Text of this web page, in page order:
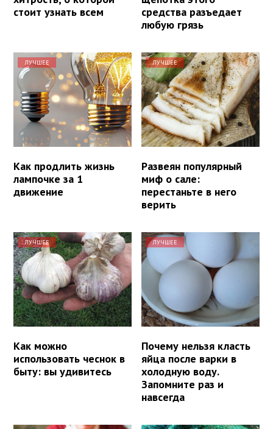
стоит узнать всем
средства разъедает
любую грязь
ЛУЧШЕЕ
Как продлить жизнь
лампочке за 1
движение
ЛУЧШЕЕ
Развеян популярный
миф о сале:
перестаньте в него
верить
ЛУЧШЕЕ
Как можно
использовать чеснок в
быту: вы удивитесь
ЛУЧШЕЕ
Почему нельзя класть
яйца после варки в
холодную воду.
Запомните раз и
навсегда